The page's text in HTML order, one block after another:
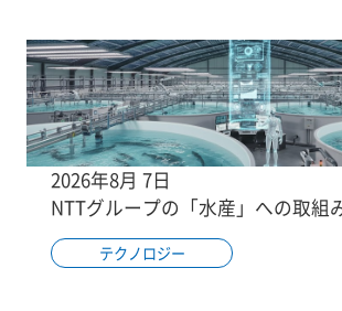
2026年8月 7日
NTTグループの「水産」への取組
テクノロジー